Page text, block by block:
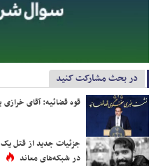
در بحث مشارکت کنید
قوه قضائیه: آقای
جزئیات جدید از قتل
در شبکه‌های معاند